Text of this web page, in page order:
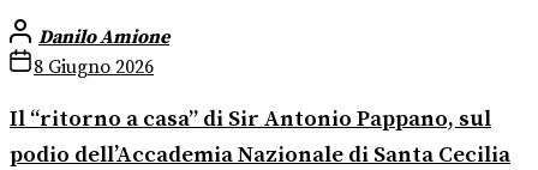
Danilo Amione
8 Giugno 2026
Il “ritorno a casa” di Sir Antonio Pappano, sul
podio dell’Accademia Nazionale di Santa Cecilia